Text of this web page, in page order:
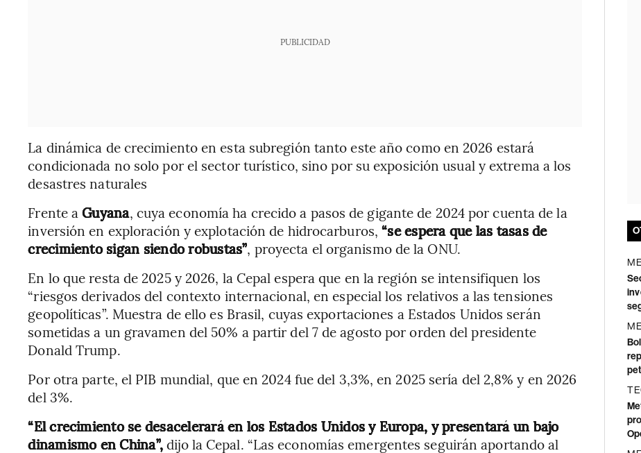
PUBLICIDAD
La dinámica de crecimiento en esta subregión tanto este año como en 2026 estará
condicionada no solo por el sector turístico, sino por su exposición usual y extrema a los
desastres naturales
Frente aGuyana, cuya economía ha crecido a pasos de gigante de 2024 por cuenta de la
inversión en exploración y explotación de hidrocarburos, “se espera que las tasas de
crecimiento sigan siendo robustas”, proyecta el organismo de la ONU.
En lo que resta de 2025 y 2026, la Cepal espera que en la región se intensifiquen los
“riesgos derivados del contexto internacional, en especial los relativos a las tensiones
geopolíticas”. Muestra de ello es Brasil, cuyas exportaciones a Estados Unidos serán
sometidas a un gravamen del 50% a partir del 7 de agosto por orden del presidente
Donald Trump.
Por otra parte, el PIB mundial, que en 2024 fue del 3,3%, en 2025 sería del 2,8% y en 2026
del 3%.
“El crecimiento se desacelerará en los Estados Unidos y Europa, y presentará un bajo
dinamismo en China”,dijo la Cepal. “Las economías emergentes seguirán aportando al